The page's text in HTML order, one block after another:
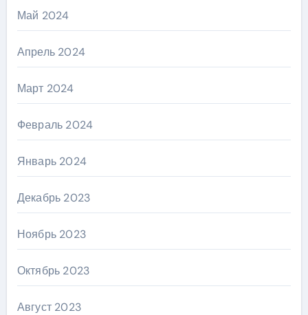
Май 2024
Апрель 2024
Март 2024
Февраль 2024
Январь 2024
Декабрь 2023
Ноябрь 2023
Октябрь 2023
Август 2023